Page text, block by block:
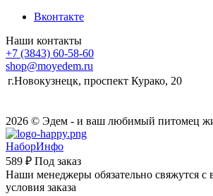
Вконтакте
Наши контакты
+7 (3843) 60-58-60
shop@moyedem.ru
г.Новокузнецк, проспект Курако, 20
2026 © Эдем - и ваш любимый питомец
НаборИнфо
589 ₽ Под заказ
Наши менеджеры обязательно свяжутся с
условия заказа